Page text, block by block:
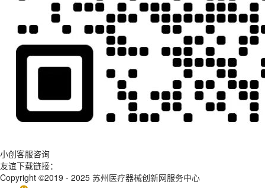
小创客服咨询
友谊下载链接：
Copyright ©2019 - 2025 苏州医疗器械创新网服务中心